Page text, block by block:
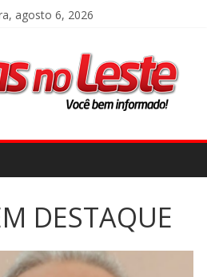
agosto 6, 2026
DESTAQUE